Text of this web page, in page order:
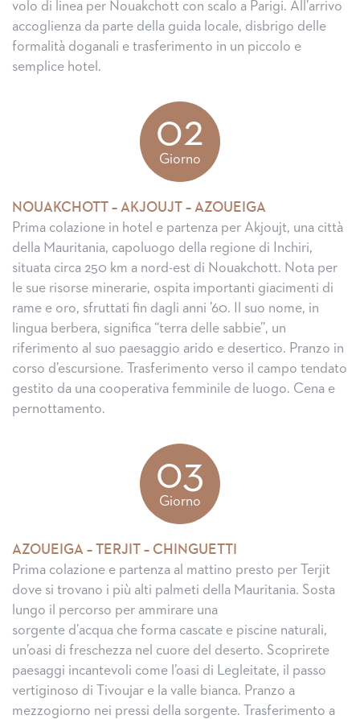
volo di linea per Nouakchott con scalo a Parigi. All’arrivo
accoglienza da parte della guida locale, disbrigo delle
formalità doganali e trasferimento in un piccolo e
semplice hotel.
02
Giorno
NOUAKCHOTT – AKJOUJT – AZOUEIGA
Prima colazione in hotel e partenza per Akjoujt, una città
della Mauritania, capoluogo della regione di Inchiri,
situata circa 250 km a nord-est di Nouakchott. Nota per
le sue risorse minerarie, ospita importanti giacimenti di
rame e oro, sfruttati fin dagli anni ’60. Il suo nome, in
lingua berbera, significa “terra delle sabbie”, un
riferimento al suo paesaggio arido e desertico. Pranzo in
corso d’escursione. Trasferimento verso il campo tendato
gestito da una cooperativa femminile de luogo. Cena e
pernottamento.
03
Giorno
AZOUEIGA – TERJIT – CHINGUETTI
Prima colazione e partenza al mattino presto per Terjit
dove si trovano i più alti palmeti della Mauritania. Sosta
lungo il percorso per ammirare una
sorgente d’acqua che forma cascate e piscine naturali,
un’oasi di freschezza nel cuore del deserto. Scoprirete
paesaggi incantevoli come l’oasi di Legleitate, il passo
vertiginoso di Tivoujar e la valle bianca. Pranzo a
mezzogiorno nei pressi della sorgente. Trasferimento a